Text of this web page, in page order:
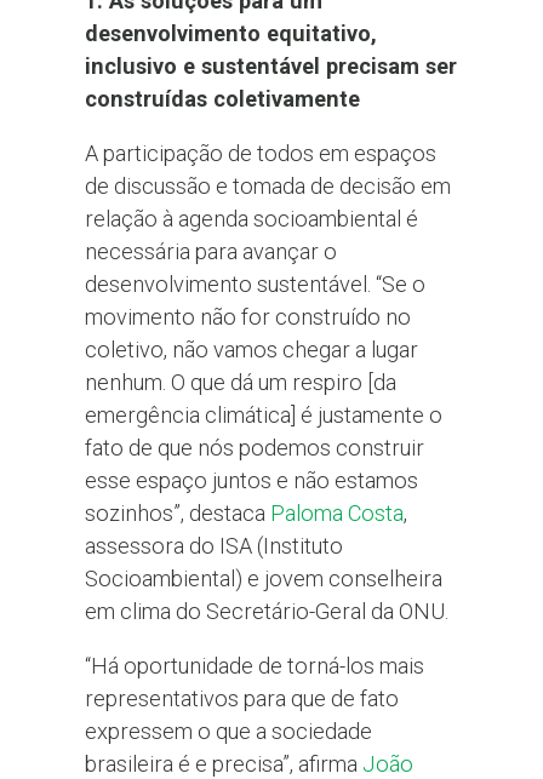
desenvolvimento equitativo,
inclusivo e sustentável precisam ser
construídas coletivamente
A participação de todos em espaços
de discussão e tomada de decisão em
relação à agenda socioambiental é
necessária para avançar o
desenvolvimento sustentável. “Se o
movimento não for construído no
coletivo, não vamos chegar a lugar
nenhum. O que dá um respiro [da
emergência climática] é justamente o
fato de que nós podemos construir
esse espaço juntos e não estamos
sozinhos”, destaca Paloma Costa,
assessora do ISA (Instituto
Socioambiental) e jovem conselheira
em clima do Secretário-Geral da ONU.
“Há oportunidade de torná-los mais
representativos para que de fato
expressem o que a sociedade
brasileira é e precisa”, afirma João